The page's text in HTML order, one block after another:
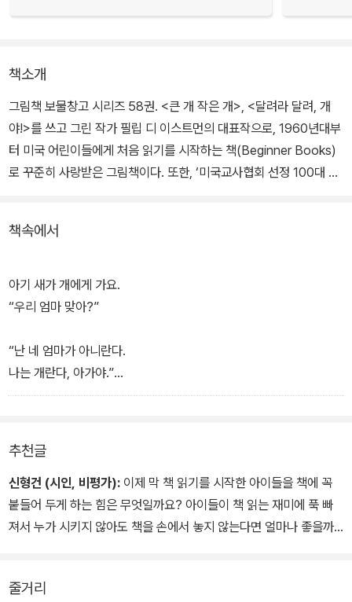
책소개
그림책 보물창고 시리즈 58권. <큰 개 작은 개>, <달려라 달려, 개
야!>를 쓰고 그린 작가 필립 디 이스트먼의 대표작으로, 1960년대부
터 미국 어린이들에게 처음 읽기를 시작하는 책(Beginner Books)
로 꾸준히 사랑받은 그림책이다. 또한, ‘미국교사협회 선정 100대 아
마 새는 곧 태어날 아기 새를 위해 먹이를 찾으러 둥지를 나선다. 엄마
새가 떠난 사이에 알이 그만 부화하고, 아기 새는 겁도 없이 엄마 새를
치고 다양한 동물들과 사물들을 만나게 되는데….
책속에서
아기 새가 개에게 가요.
“우리 엄마 맞아?”
“난 네 엄마가 아니란다.
나는 개란다, 아가야.”
닭도
아기 새의 엄마가 아니에요.
개도
아기 새의 엄마가 아니에요.
추천글
신형건 (시인, 비평가): 이제 막 책 읽기를 시작한 아이들을 책에 꼭
붙들어 두게 하는 힘은 무엇일까요? 아이들이 책 읽는 재미에 푹 빠
져서 누가 시키지 않아도 책을 손에서 놓지 않는다면 얼마나 좋을까
어 읽으며 책 읽기에 재미를 붙일 수 있는 책을 많이 남겼는데, 그중에
줄거리